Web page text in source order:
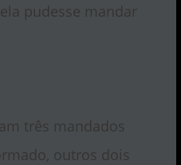
pudesse mandar
três mandados
outros dois